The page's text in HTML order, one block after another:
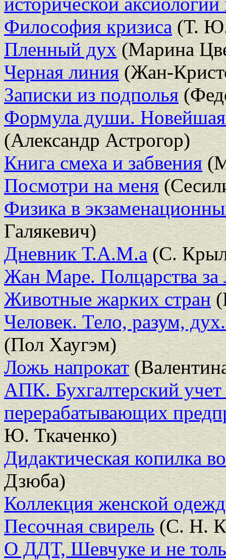
Философия кризиса(Т. Ю.
Пленный дух(Марина
Черная линия(Жан-
Записки из подполья
Формула души. Новейшая
(Александр Астрогор)
Книга смеха и забвения
Посмотри на меня
Физика в
Галякевич)
Дневник Т.А.М.а(С.
Жан Маре. Полцарства за
Животные жарких стран
Человек. Тело, разум,
(Пол Хаугэм)
Ложь напрокат
АПК. Бухгалтерский учет
перерабатывающих
Ю. Ткаченко)
Дидактическая копилка
Дзюба)
Коллекция женской
Песочная свирель(С. Н.
О ДДТ, Шевчуке и не